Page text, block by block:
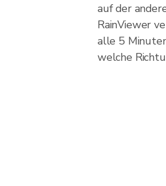
auf der
RainViewer
alle 5
welche